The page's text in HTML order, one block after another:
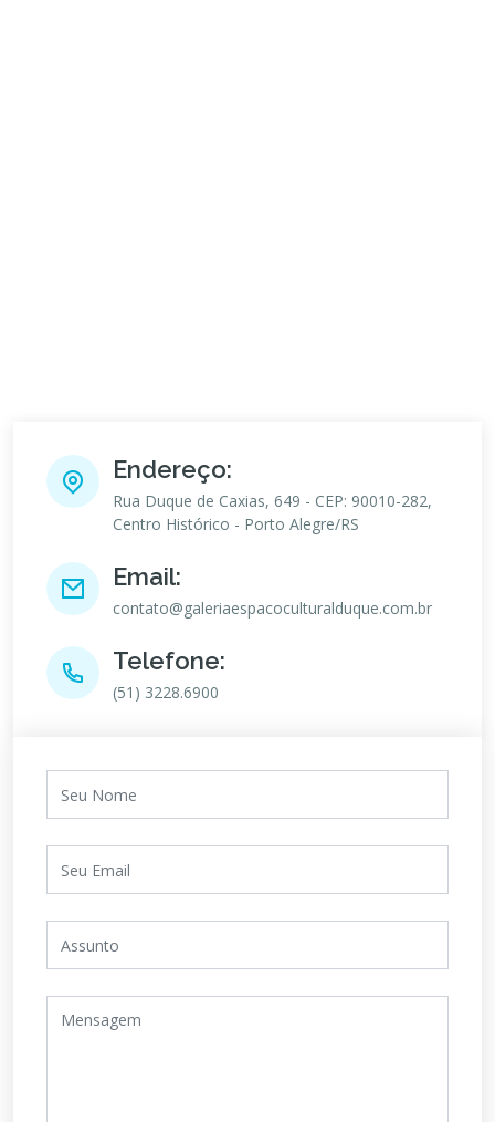
Endereço:
Rua Duque de Caxias, 649 - CEP: 90010-282,
Centro Histórico - Porto Alegre/RS
Email:
contato@galeriaespacoculturalduque.com.br
Telefone:
(51) 3228.6900